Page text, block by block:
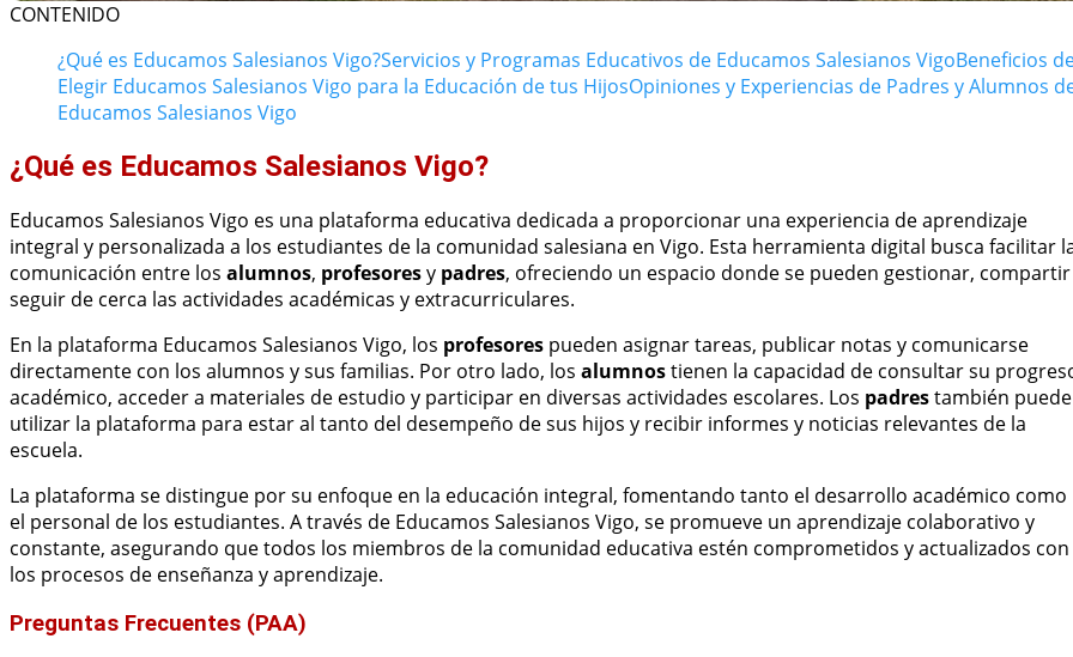
CONTENIDO
¿Qué es Educamos Salesianos Vigo?Servicios y Programas Educativos de Educamos Salesianos VigoBeneficios
Elegir Educamos Salesianos Vigo para la Educación de tus HijosOpiniones y Experiencias de Padres y Alumnos
Educamos Salesianos Vigo
¿Qué es Educamos Salesianos Vigo?
Educamos Salesianos Vigo es una plataforma educativa dedicada a proporcionar una experiencia de aprendizaje
integral y personalizada a los estudiantes de la comunidad salesiana en Vigo. Esta herramienta digital busca facilitar
comunicación entre los alumnos, profesoresy padres, ofreciendo un espacio donde se pueden gestionar,
seguir de cerca las actividades académicas y extracurriculares.
En la plataforma Educamos Salesianos Vigo, los profesores pueden asignar tareas, publicar notas y comunicarse
directamente con los alumnos y sus familias. Por otro lado, los alumnostienen la capacidad de consultar su
académico, acceder a materiales de estudio y participar en diversas actividades escolares. Los padrestambién
utilizar la plataforma para estar al tanto del desempeño de sus hijos y recibir informes y noticias relevantes de la
escuela.
La plataforma se distingue por su enfoque en la educación integral, fomentando tanto el desarrollo académico como
el personal de los estudiantes. A través de Educamos Salesianos Vigo, se promueve un aprendizaje colaborativo y
constante, asegurando que todos los miembros de la comunidad educativa estén comprometidos y actualizados con
los procesos de enseñanza y aprendizaje.
Preguntas Frecuentes (PAA)